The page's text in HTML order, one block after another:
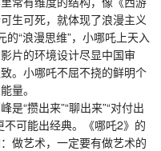
生可死，就体现了浪漫主义
“浪漫思维”，小哪吒上天入
片的环境设计尽显中国审
。小哪吒不屈不挠的鲜明个
量。
“攒出来”“聊出来”“对付出
可能出经典。《哪吒2》的
做艺术，一定要有做艺术的